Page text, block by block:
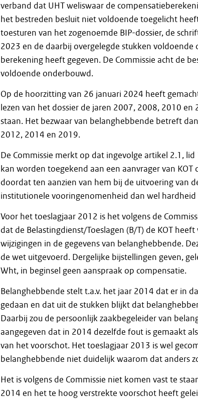
verband dat UHT weliswaar de
het bestreden besluit niet voldoende toegelicht
toesturen van het zogenoemde BIP-dossier, de
2023 en de daarbij overgelegde stukken voldoende
berekening heeft gegeven. De Commissie acht de
voldoende onderbouwd.
Op de hoorzitting van 26 januari 2024 heeft
lezen van het dossier de jaren 2007, 2008, 2010 en
staan. Het bezwaar van belanghebbende betreft
2012, 2014 en 2019.
De Commissie merkt op dat ingevolge artikel 2.1,
kan worden toegekend aan een aanvrager van KOT
doordat ten aanzien van hem bij de uitvoering van
institutionele vooringenomenheid dan wel hardheid
Voor het toeslagjaar 2012 is het volgens de
dat de Belastingdienst/Toeslagen (B/T) de KOT
wijzigingen in de gegevens van belanghebbende.
de wet uitgevoerd. Dergelijke bijstellingen geven,
Wht, in beginsel geen aanspraak op compensatie.
Belanghebbende stelt t.a.v. het jaar 2014 dat er in
gedaan en dat uit de stukken blijkt dat
Daarbij zou de persoonlijk zaakbegeleider van
aangegeven dat in 2014 dezelfde fout is gemaakt
van het voorschot. Het toeslagjaar 2013 is wel
belanghebbende niet duidelijk waarom dat anders
Het is volgens de Commissie niet komen vast te
2014 en het te hoog verstrekte voorschot heeft